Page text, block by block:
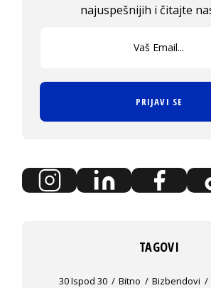
najuspešnijih i čitajte
PRIJAVI SE
TAGOVI
30 Ispod 30 Bitno Bizbendovi